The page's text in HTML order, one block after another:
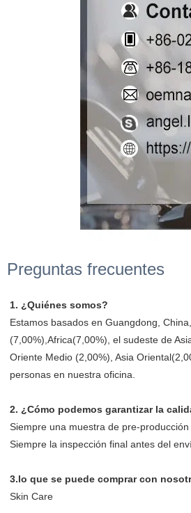
Preguntas frecuentes
1. ¿Quiénes somos?
Estamos basados en Guangdong,
(7,00%),Africa(7,00%), el sudeste de
Oriente Medio (2,00%), Asia
personas en nuestra oficina.
2. ¿Cómo podemos garantizar la
Siempre una muestra de pre-
Siempre la inspección final antes del
3.lo que se puede comprar con
Skin Care